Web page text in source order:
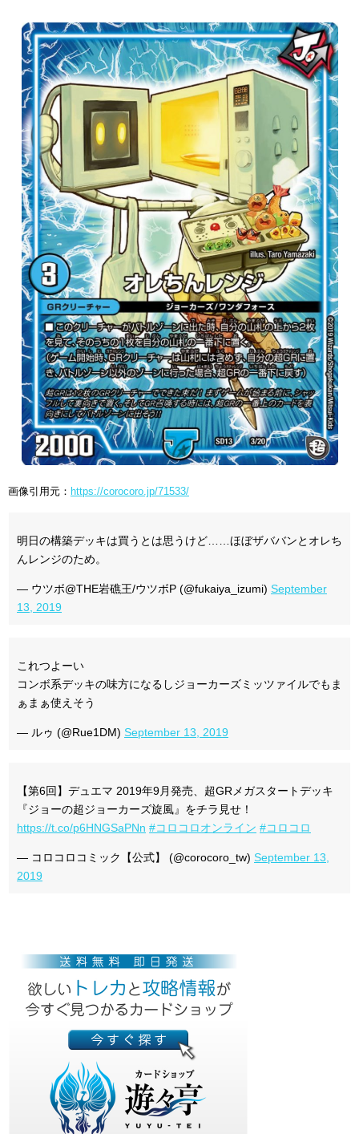
画像引用元： https://corocoro.jp/71533/
明日の構築デッキは買うとは思うけど……ほぼザババンとオレち
んレンジのため。
— ウツボ@THE岩礁王/ウツボP (@fukaiya_izumi) September
13, 2019
これつよーい
コンボ系デッキの味方になるしジョーカーズミッツァイルでもま
ぁまぁ使えそう
— ルゥ (@Rue1DM) September 13, 2019
【第6回】デュエマ 2019年9月発売、超GRメガスタートデッキ
『ジョーの超ジョーカーズ旋風』をチラ見せ！
https://t.co/p6HNGSaPNn #コロコロオンライン #コロコロ
— コロコロコミック【公式】 (@corocoro_tw) September 13,
2019